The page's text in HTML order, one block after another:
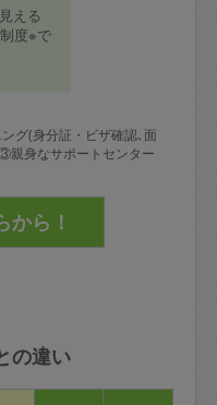
える
度※で
グ(身分証・ビザ確認､面
親身なサポートセンター
の違い